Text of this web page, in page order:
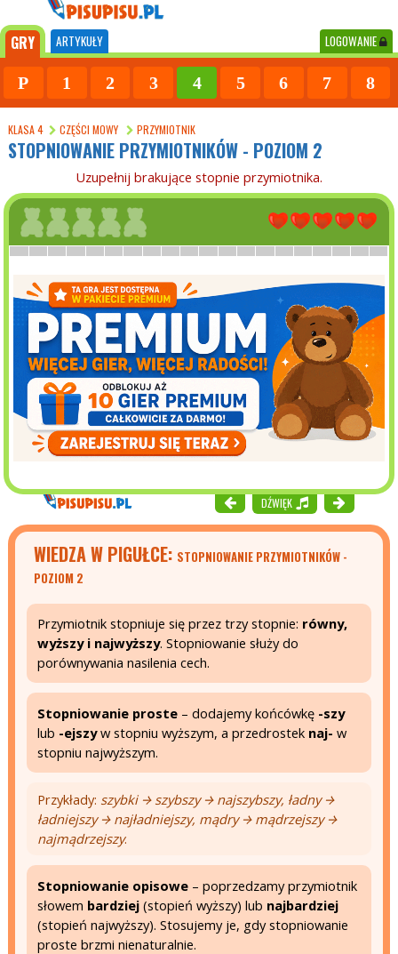
GRY ARTYKUŁY LOGOWANIE
P 1 2 3 4 5 6 7 8
KLASA 4 CZĘŚCI MOWY PRZYMIOTNIK
STOPNIOWANIE PRZYMIOTNIKÓW - POZIOM 2
Uzupełnij brakujące stopnie przymiotnika.
DŹWIĘK
WIEDZA W PIGUŁCE: STOPNIOWANIE PRZYMIOTNIKÓW -
POZIOM 2
Przymiotnik stopniuje się przez trzy stopnie: równy,
wyższy i najwyższy. Stopniowanie służy do
porównywania nasilenia cech.
Stopniowanie proste – dodajemy końcówkę -szy
lub -ejszyw stopniu wyższym, a przedrostek naj- w
stopniu najwyższym.
Przykłady: szybki → szybszy → najszybszy, ładny →
ładniejszy → najładniejszy, mądry → mądrzejszy →
najmądrzejszy.
Stopniowanie opisowe – poprzedzamy przymiotnik
słowem bardziej (stopień wyższy) lub najbardziej
(stopień najwyższy). Stosujemy je, gdy stopniowanie
proste brzmi nienaturalnie.